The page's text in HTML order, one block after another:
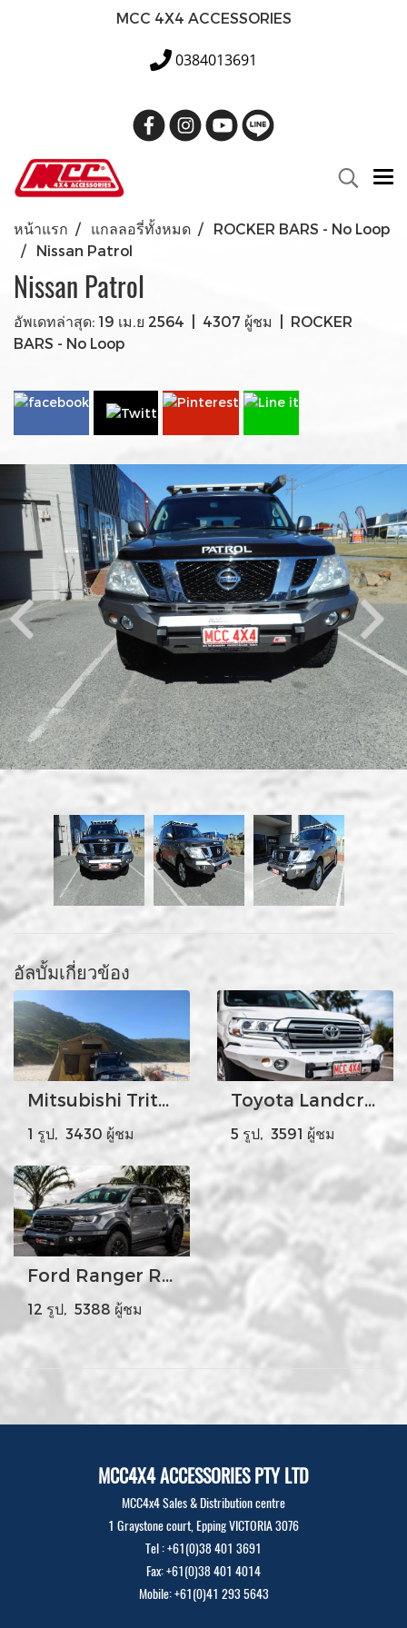
MCC 4X4 ACCESSORIES
0384013691
หน้าแรก แกลลอรี่ทั้งหมด
ROCKER BARS - No Loop
Nissan Patrol
Nissan Patrol
อัพเดทล่าสุด: 19 เม.ย 2564 4307 ผู้ชม
ROCKER
BARS - No Loop
อัลบั้มเกี่ยวข้อง
Mitsubishi Triton
1 รูป, 3430 ผู้ชม
Toyota Landcruiser 200
5 รูป, 3591 ผู้ชม
Ford Ranger Raptor
12 รูป, 5388 ผู้ชม
MCC4X4 ACCESSORIES PTY LTD
MCC4x4 Sales & Distribution centre
1 Graystone court, Epping VICTORIA 3076
Tel : +61(0)38 401 3691
Fax: +61(0)38 401 4014
Mobile: +61(0)41 293 5643